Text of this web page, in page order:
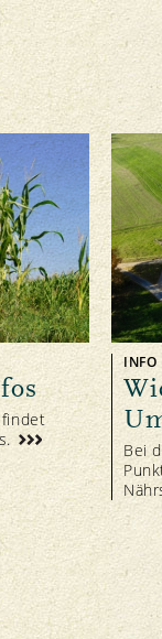
grundsätzlich
auf dem
Wunsch
Knospe-
1.2.8.2
INFO
Bei